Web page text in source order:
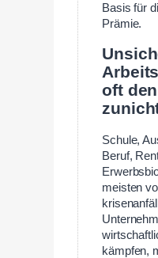
Basis für
Prämie.
oft
Schule,
Beruf,
meisten
kämpfen,